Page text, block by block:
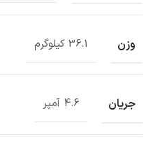
وزن 36.1 کیلوگرم
جریان 4.6 آمپر